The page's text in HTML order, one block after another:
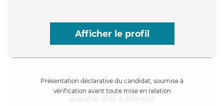
Afficher le profil
Présentation déclarative du candidat, soumise à
vérification avant toute mise en relation